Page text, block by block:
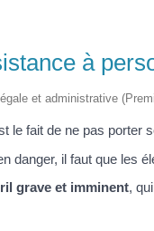
à
et administrative
le fait de ne pas porter
danger, il faut que les
grave et imminent,